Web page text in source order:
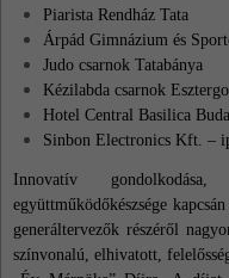
Piarista Rendház Tata
Árpád Gimnázium és
Judo csarnok Tatabánya
Kézilabda csarnok
Hotel Central Basilica
Sinbon Electronics Kft. –
Innovatív
együttműködőkészsége
generáltervezők részéről
színvonalú, elhivatott,